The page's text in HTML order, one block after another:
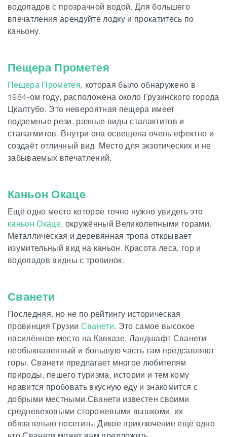
водопадов с прозрачной водой. Для большего
впечатления арендуйте лодку и прокатитесь по
каньону.
Пещера Прометея
Пещера Прометея, которая было обнаружено в
1984-ом году, расположена около Грузинского города
Цкалтубо. Это невероятная пещера имеет
подземные рези, разные виды сталактитов и
сталагмитов. Внутри она освещена очень ефектно и
создаёт отличный вид. Место для экзотических и не
забываемых впечатлений.
Каньон Окаце
Ещё одно место которое точно нужно увидеть это
каньон Окаце, окружённый Великолепными горами.
Металлическая и деревянная тропа открывает
изумительный вид на каньон. Красота леса, гор и
водопадов видны с тропинок.
Сванети
Последняя, но не по рейтингу историческая
провинция Грузии Сванети. Это самое высокое
насилённое место на Кавказе. Ландшафт Сванети
необыкнавенный и большую часть там предсавляют
горы. Сванети предлагает многое любителям
природы, пешего туризма, истории и тем кому
нравится пробовать вкусную еду и знакомится с
добрыми местными.Сванети известен своими
средневековыми сторожевыми вышкоми, их
обязательно посетить. Дикое приключение ещё одно